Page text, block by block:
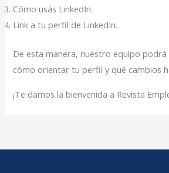
Cómo usás LinkedIn.
Link a tu perfil de LinkedIn.
De esta manera, nuestro equipo
cómo orientar tu perfil y qué cambios
¡Te damos la bienvenida a Revista